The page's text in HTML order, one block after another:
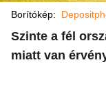
Borítókép:
Szinte a fél
miatt van